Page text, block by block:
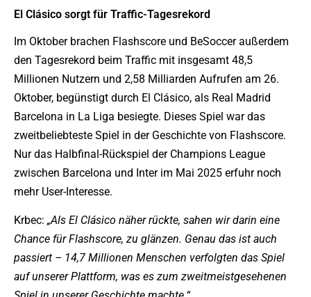
El Clásico sorgt für Traffic-Tagesrekord
Im Oktober brachen Flashscore und BeSoccer außerdem
den Tagesrekord beim Traffic mit insgesamt 48,5
Millionen Nutzern und 2,58 Milliarden Aufrufen am 26.
Oktober, begünstigt durch El Clásico, als Real Madrid
Barcelona in La Liga besiegte. Dieses Spiel war das
zweitbeliebteste Spiel in der Geschichte von Flashscore.
Nur das Halbfinal-Rückspiel der Champions League
zwischen Barcelona und Inter im Mai 2025 erfuhr noch
mehr User-Interesse.
Krbec: „Als El Clásico näher rückte, sahen wir darin eine
Chance für Flashscore, zu glänzen. Genau das ist auch
passiert – 14,7 Millionen Menschen verfolgten das Spiel
auf unserer Plattform, was es zum zweitmeistgesehenen